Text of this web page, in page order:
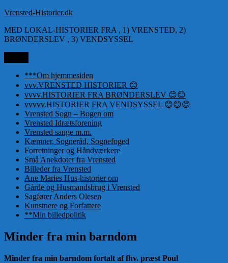
Videre
indhold
Vrensted-Historier.dk
MED LOKAL-HISTORIER FRA , 1) VRENSTED, 2)
BRØNDERSLEV , 3) VENDSYSSEL
***Om hjemmesiden
vvv.VRENSTED HISTORIER 😊
vvvv.HISTORIER FRA BRØNDERSLEV 😊😊
vvvvv.HISTORIER FRA VENDSYSSEL 😊😊😊
Vrensted Sogn – Bogen om
Vrensted Idrætsforening
Vrensted sange m.m.
Kæmner, Sogneråd, Sognefoged
Forretninger og Håndværkere
Små Anekdoter fra Vrensted
Billeder fra Vrensted
Ane Maries Hus-historier om
Gårde og Husmandsbrug i Vrensted
Sagfører Anders Olesen
Kunstnere og Forfattere
**Min billedpolitik
Minder fra min barndom
Minder fra min barndom fortalt affhv. præst Poul